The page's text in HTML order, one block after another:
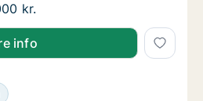
andelsbolig til salg på 1900
kr.
info
til salg på 2100
til salg på 2100 København